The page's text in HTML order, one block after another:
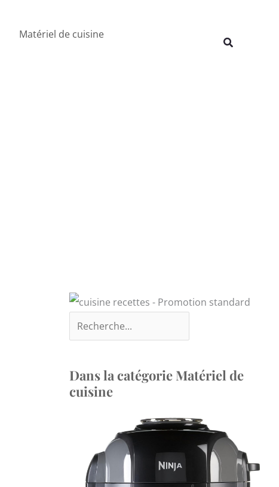
Matériel de cuisine
Rechercher
Dans la catégorie Matériel de
cuisine